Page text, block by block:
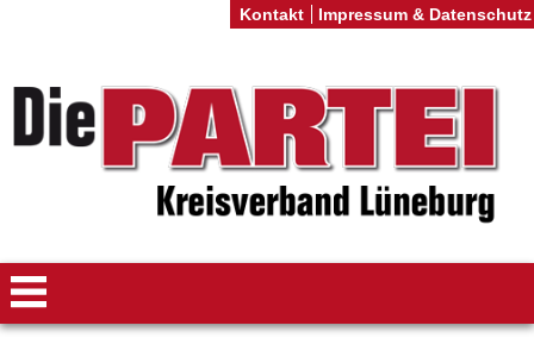
Kontakt Impressum & Datenschutz